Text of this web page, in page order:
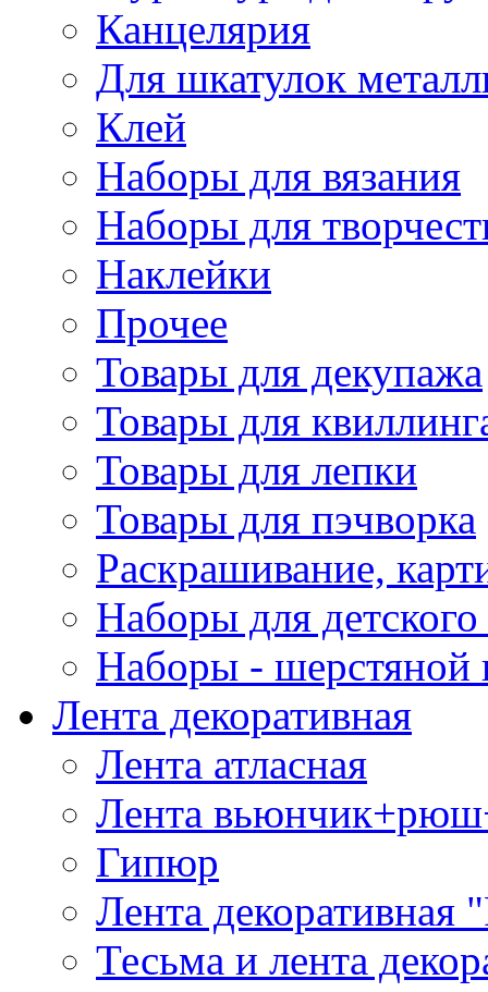
Канцелярия
Для шкатулок
Клей
Наборы для вязания
Наборы для
Наклейки
Прочее
Товары для декупажа
Товары для
Товары для лепки
Товары для пэчворка
Раскрашивание,
Наборы для
Наборы - шерстяной
Лента декоративная
Лента атласная
Лента
Гипюр
Лента декоративная
Тесьма и лента